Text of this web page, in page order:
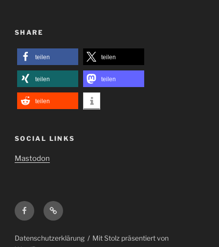
SHARE
teilen teilen
teilen teilen
teilen
SOCIAL LINKS
Mastodon
FacebookMastodon
Datenschutzerklärung
Mit Stolz präsentiert von